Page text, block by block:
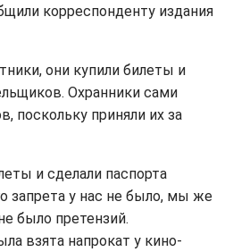
корреспонденту издания
они купили билеты и
Охранники сами
поскольку приняли их за
и сделали паспорта
запрета у нас не было, мы же
было претензий.
взята напрокат у кино-